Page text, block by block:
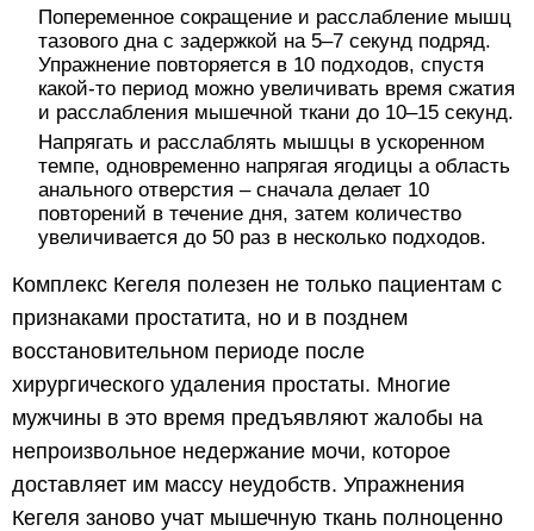
Попеременное сокращение и расслабление мышц
тазового дна с задержкой на 5–7 секунд подряд.
Упражнение повторяется в 10 подходов, спустя
какой-то период можно увеличивать время сжатия
и расслабления мышечной ткани до 10–15 секунд.
Напрягать и расслаблять мышцы в ускоренном
темпе, одновременно напрягая ягодицы а область
анального отверстия – сначала делает 10
повторений в течение дня, затем количество
увеличивается до 50 раз в несколько подходов.
Комплекс Кегеля полезен не только пациентам с
признаками простатита, но и в позднем
восстановительном периоде после
хирургического удаления простаты. Многие
мужчины в это время предъявляют жалобы на
непроизвольное недержание мочи, которое
доставляет им массу неудобств. Упражнения
Кегеля заново учат мышечную ткань полноценно